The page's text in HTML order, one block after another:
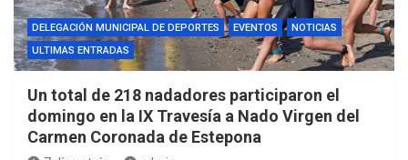
DELEGACIÓN MUNICIPAL DE DEPORTES EVENTOS
NOTICIAS
ULTIMAS ENTRADAS
Un total de 218 nadadores participaron el
domingo en la IX Travesía a Nado Virgen del
Carmen Coronada de Estepona